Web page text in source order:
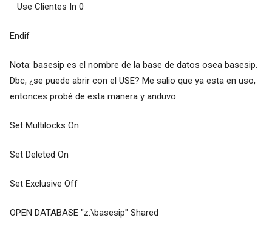
Use Clientes In 0
Endif
Nota: basesip es el nombre de la base de datos osea basesip.
Dbc, ¿se puede abrir con el USE? Me salio que ya esta en uso,
entonces probé de esta manera y anduvo:
Set Multilocks On
Set Deleted On
Set Exclusive Off
OPEN DATABASE "z:\basesip" Shared